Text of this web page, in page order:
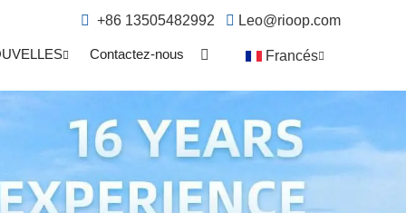
+86 13505482992 Leo@rioop.com
Contactez-nous Francés